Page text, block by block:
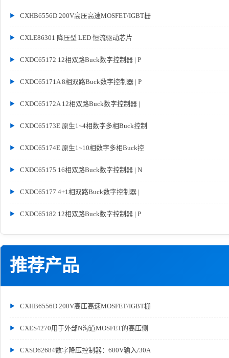
CXHB6556D 200V高压高速MOSFET/IGBT栅
CXLE86301 降压型 LED 恒流驱动芯片
CXDC65172 12相双路Buck数字控制器 | P
CXDC65171A 8相双路Buck数字控制器 | P
CXDC65172A 12相双路Buck数字控制器 |
CXDC65173E 原生1~4相数字多相Buck控制
CXDC65174E 原生1~10相数字多相Buck控
CXDC65175 16相双路Buck数字控制器 | N
CXDC65177 4+1相双路Buck数字控制器 |
CXDC65182 12相双路Buck数字控制器 | P
推荐产品
CXHB6556D 200V高压高速MOSFET/IGBT栅
CXES4270用于外部N沟道MOSFET的高压侧
CXSD62684数字降压控制器：600V输入/30A